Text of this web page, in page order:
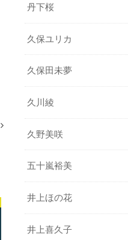
丹下桜
久保ユリカ
久保田未夢
久川綾
久野美咲
五十嵐裕美
井上ほの花
井上喜久子